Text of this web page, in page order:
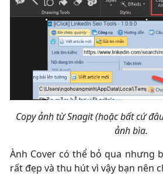
Copy ảnh từ Snagit (hoặc bất cứ
ảnh bìa.
Ành Cover có thể bỏ qua nhưng
rất đẹp và thu hút vì vậy bạn nên